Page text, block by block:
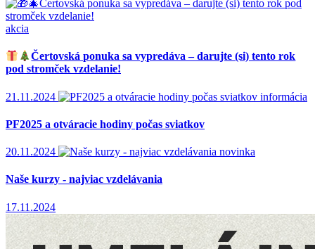
akcia
Čertovská ponuka sa vypredáva – darujte (si) tento rok
pod stromček vzdelanie!
21.11.2024 informácia
PF2025 a otváracie hodiny počas sviatkov
20.11.2024 novinka
Naše kurzy - najviac vzdelávania
17.11.2024